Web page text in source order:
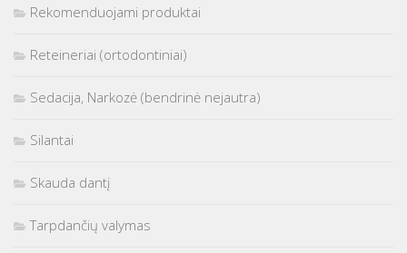
Rekomenduojami produktai
Reteineriai (ortodontiniai)
Sedacija, Narkozė (bendrinė nejautra)
Silantai
Skauda dantį
Tarpdančių valymas